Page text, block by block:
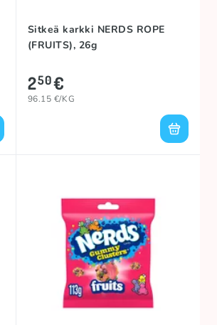
Sitkeä karkki NERDS ROPE
(FRUITS), 26g
250€
96.15 €/KG